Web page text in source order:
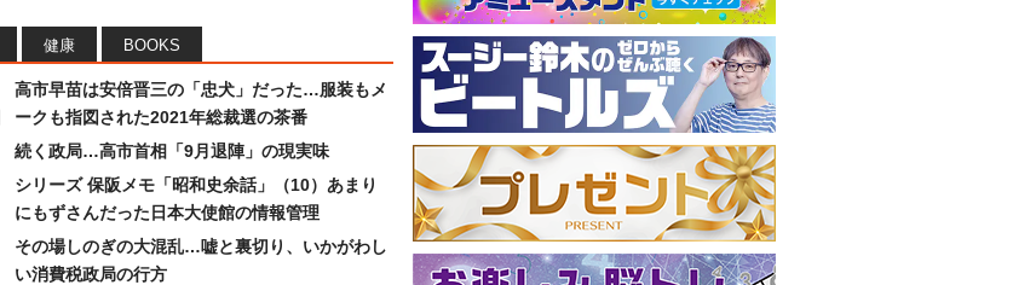
健康 BOOKS
高市早苗は安倍晋三の「忠犬」だった…服装もメ
ークも指図された2021年総裁選の茶番
続く政局…高市首相「9月退陣」の現実味
シリーズ 保阪メモ「昭和史余話」（10）あまり
にもずさんだった日本大使館の情報管理
その場しのぎの大混乱…嘘と裏切り、いかがわし
い消費税政局の行方